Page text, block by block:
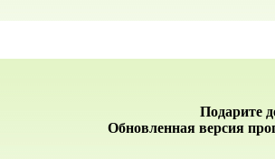
Подарите
Обновленная версия